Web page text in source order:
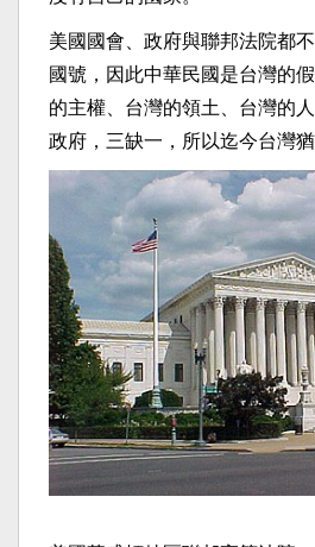
美國國會、政府與聯邦法院都
國號，因此中華民國是台灣的
的主權、台灣的領土、台灣的
政府，三缺一，所以迄今台灣猶